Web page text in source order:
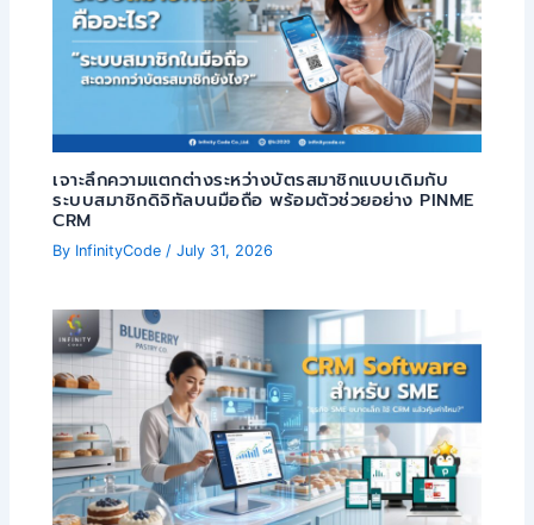
เจาะลึกความแตกต่างระหว่างบัตรสมาชิกแบบเดิมกับ
ระบบสมาชิกดิจิทัลบนมือถือ พร้อมตัวช่วยอย่าง PINME
CRM
By InfinityCode /July 31, 2026